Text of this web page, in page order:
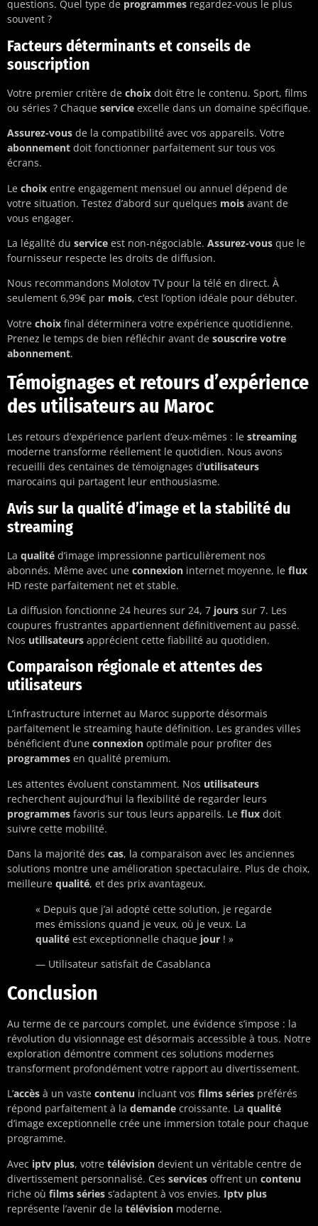
questions. Quel type de programmes regardez-vous le plus
souvent ?
Facteurs déterminants et conseils de
souscription
Votre premier critère de choix doit être le contenu. Sport, films
ou séries ? Chaque service excelle dans un domaine spécifique.
Assurez-vous de la compatibilité avec vos appareils. Votre
abonnement doit fonctionner parfaitement sur tous vos
écrans.
Le choix entre engagement mensuel ou annuel dépend de
votre situation. Testez d’abord sur quelques mois avant de
vous engager.
La légalité du service est non-négociable. Assurez-vous que le
fournisseur respecte les droits de diffusion.
Nous recommandons Molotov TV pour la télé en direct. À
seulement 6,99€ par mois, c’est l’option idéale pour débuter.
Votre choix final déterminera votre expérience quotidienne.
Prenez le temps de bien réfléchir avant de souscrire votre
abonnement.
Témoignages et retours d’expérience
des utilisateurs au Maroc
Les retours d’expérience parlent d’eux-mêmes : le streaming
moderne transforme réellement le quotidien. Nous avons
recueilli des centaines de témoignages d’utilisateurs
marocains qui partagent leur enthousiasme.
Avis sur la qualité d’image et la stabilité du
streaming
La qualité d’image impressionne particulièrement nos
abonnés. Même avec une connexion internet moyenne, le flux
HD reste parfaitement net et stable.
La diffusion fonctionne 24 heures sur 24, 7 jours sur 7. Les
coupures frustrantes appartiennent définitivement au passé.
Nos utilisateurs apprécient cette fiabilité au quotidien.
Comparaison régionale et attentes des
utilisateurs
L’infrastructure internet au Maroc supporte désormais
parfaitement le streaming haute définition. Les grandes villes
bénéficient d’une connexion optimale pour profiter des
programmes en qualité premium.
Les attentes évoluent constamment. Nos utilisateurs
recherchent aujourd’hui la flexibilité de regarder leurs
programmes favoris sur tous leurs appareils. Le flux doit
suivre cette mobilité.
Dans la majorité des cas, la comparaison avec les anciennes
solutions montre une amélioration spectaculaire. Plus de choix,
meilleure qualité, et des prix avantageux.
« Depuis que j’ai adopté cette solution, je regarde
mes émissions quand je veux, où je veux. La
qualité est exceptionnelle chaque jour ! »
— Utilisateur satisfait de Casablanca
Conclusion
Au terme de ce parcours complet, une évidence s’impose : la
révolution du visionnage est désormais accessible à tous. Notre
exploration démontre comment ces solutions modernes
transforment profondément votre rapport au divertissement.
L’accès à un vaste contenu incluant vos films séries préférés
répond parfaitement à la demande croissante. La qualité
d’image exceptionnelle crée une immersion totale pour chaque
programme.
Avec iptv plus, votre télévision devient un véritable centre de
divertissement personnalisé. Ces services offrent un contenu
riche où films séries s’adaptent à vos envies. Iptv plus
représente l’avenir de la télévision moderne.